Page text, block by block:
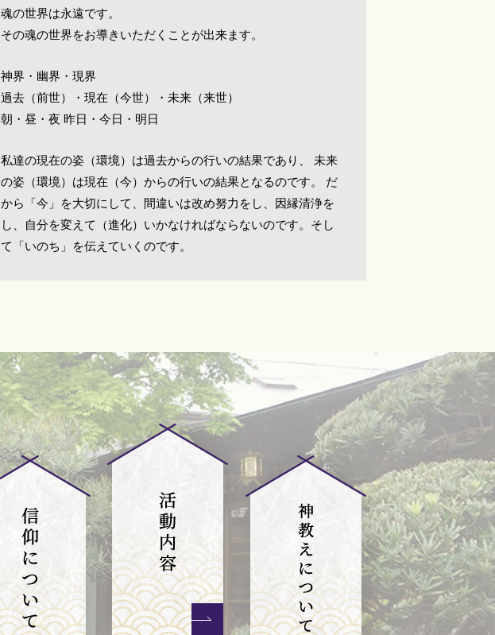
魂の世界は永遠です。
その魂の世界をお導きいただくことが出来ます。
神界・幽界・現界
過去（前世）・現在（今世）・未来（来世）
朝・昼・夜 昨日・今日・明日
私達の現在の姿（環境）は過去からの行いの結果であり、 未来
の姿（環境）は現在（今）からの行いの結果となるのです。 だ
から「今」を大切にして、間違いは改め努力をし、因縁清浄を
し、自分を変えて（進化）いかなければならないのです。そし
て「いのち」を伝えていくのです。